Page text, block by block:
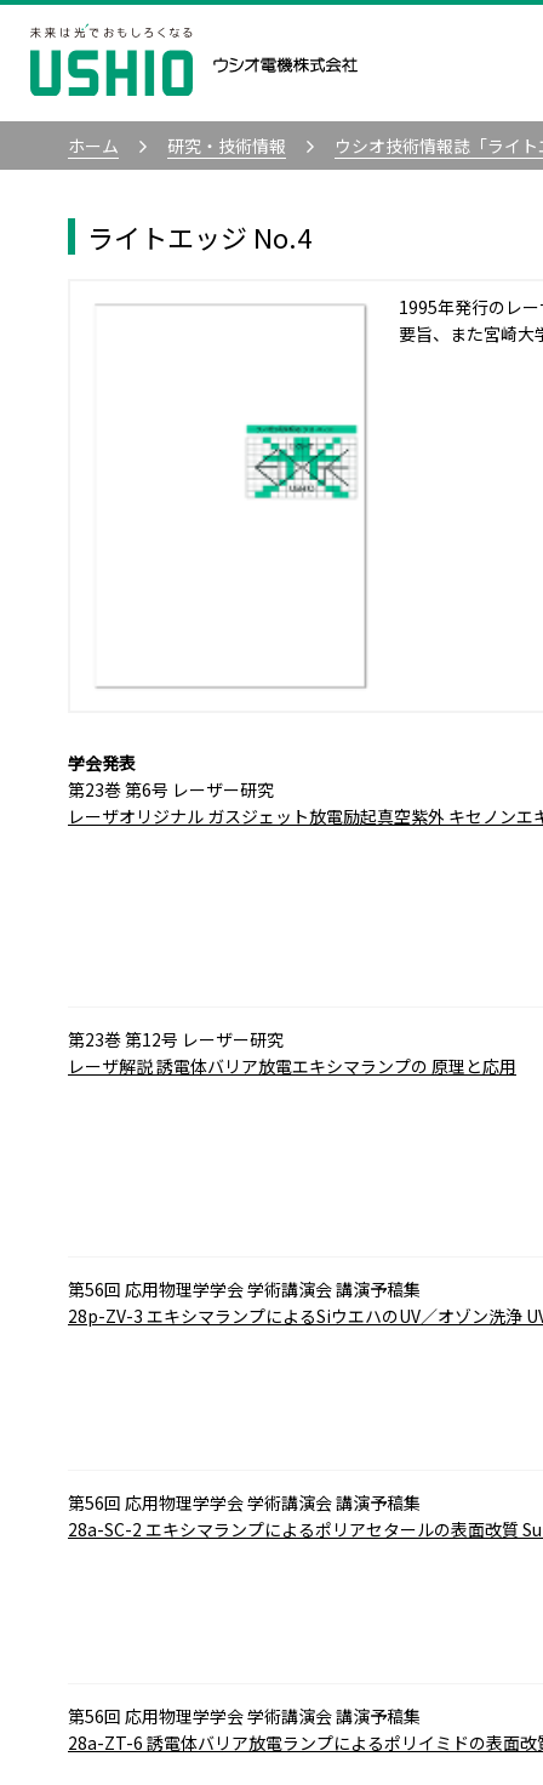
ホーム 研究・技術情報 ウシオ技術情報誌「ライ
ライトエッジ No.4
1995年発行のレ
要旨、また宮崎大
学会発表
第23巻 第6号 レーザー研究
レーザオリジナル ガスジェット放電励起真空紫外 キセノンエ
第23巻 第12号 レーザー研究
レーザ解説誘電体バリア放電エキシマランプの 原理と応用
第56回 応用物理学学会 学術講演会 講演予稿集
28p-ZV-3 エキシマランプによるSiウエハのUV／オゾン洗浄
第56回 応用物理学学会 学術講演会 講演予稿集
28a-SC-2 エキシマランプによるポリアセタールの表面改質
第56回 応用物理学学会 学術講演会 講演予稿集
28a-ZT-6 誘電体バリア放電ランプによるポリイミドの表面改